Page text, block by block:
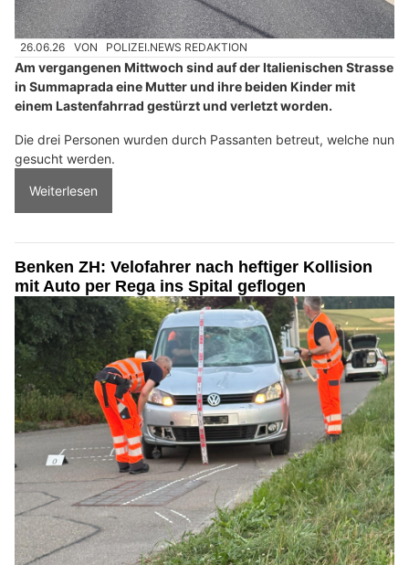
26.06.26 VON POLIZEI.NEWS REDAKTION
Am vergangenen Mittwoch sind auf der Italienischen Strasse
in Summaprada eine Mutter und ihre beiden Kinder mit
einem Lastenfahrrad gestürzt und verletzt worden.
Die drei Personen wurden durch Passanten betreut, welche nun
gesucht werden.
Weiterlesen
Benken ZH: Velofahrer nach heftiger Kollision
mit Auto per Rega ins Spital geflogen